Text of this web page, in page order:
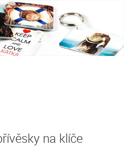
na klíče